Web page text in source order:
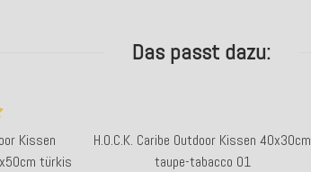
Das passt dazu:
Kissen
türkis
H.O.C.K. Caribe Outdoor Kissen 40x30cm
taupe-tabacco 01